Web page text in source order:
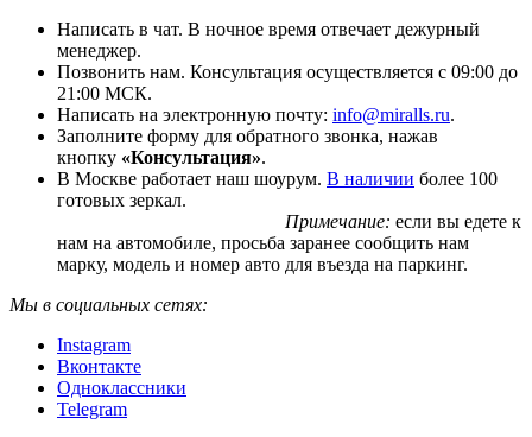
Написать в чат. В ночное время отвечает дежурный
менеджер.
Позвонить нам. Консультация осуществляется с 09:00 до
21:00 МСК.
Написать на электронную почту: info@miralls.ru.
Заполните форму для обратного звонка, нажав
кнопку «Консультация».
В Москве работает наш шоурум. В наличии более 100
готовых зеркал.
Примечание: если вы едете к
нам на автомобиле, просьба заранее сообщить нам
марку, модель и номер авто для въезда на паркинг.
Мы в социальных сетях:
Instagram
Вконтакте
Одноклассники
Telegram